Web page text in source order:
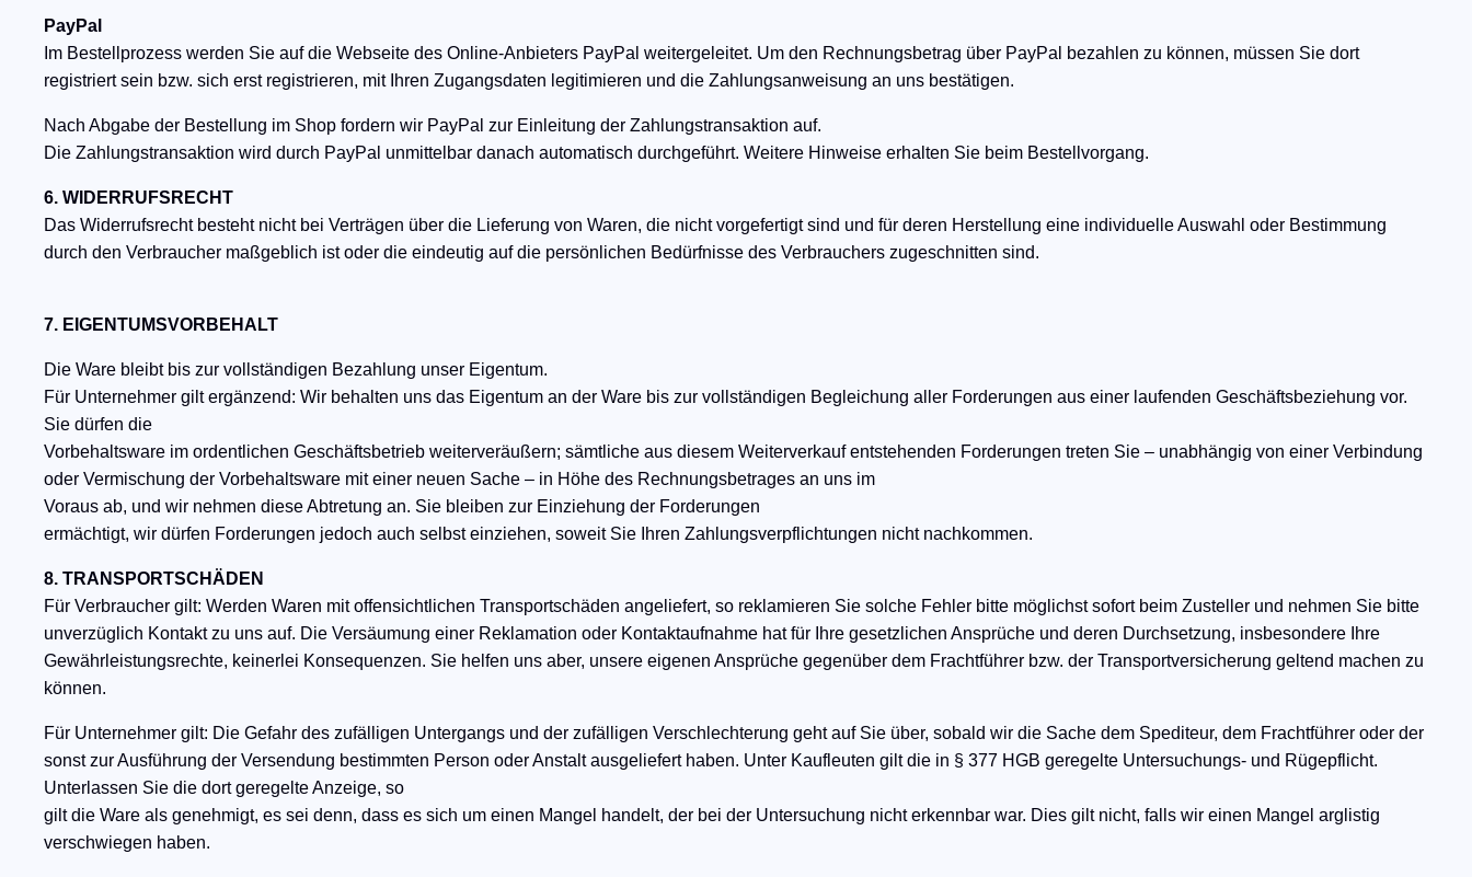
PayPal
Im Bestellprozess werden Sie auf die Webseite des Online-Anbieters PayPal weitergeleitet. Um den Rechnungsbetrag über PayPal bezahlen zu können, müssen Sie dort
registriert sein bzw. sich erst registrieren, mit Ihren Zugangsdaten legitimieren und die Zahlungsanweisung an uns bestätigen.
Nach Abgabe der Bestellung im Shop fordern wir PayPal zur Einleitung der Zahlungstransaktion auf.
Die Zahlungstransaktion wird durch PayPal unmittelbar danach automatisch durchgeführt. Weitere Hinweise erhalten Sie beim Bestellvorgang.
​6. WIDERRUFSRECHT
Das Widerrufsrecht besteht nicht bei Verträgen über die Lieferung von Waren, die nicht vorgefertigt sind und für deren Herstellung eine individuelle Auswahl oder Bestimmung
durch den Verbraucher maßgeblich ist oder die eindeutig auf die persönlichen Bedürfnisse des Verbrauchers zugeschnitten sind.
7. EIGENTUMSVORBEHALT
Die Ware bleibt bis zur vollständigen Bezahlung unser Eigentum.
Für Unternehmer gilt ergänzend: Wir behalten uns das Eigentum an der Ware bis zur vollständigen Begleichung aller Forderungen aus einer laufenden Geschäftsbeziehung vor.
Sie dürfen die
Vorbehaltsware im ordentlichen Geschäftsbetrieb weiterveräußern; sämtliche aus diesem Weiterverkauf entstehenden Forderungen treten Sie – unabhängig von einer Verbindung
oder Vermischung der Vorbehaltsware mit einer neuen Sache – in Höhe des Rechnungsbetrages an uns im
Voraus ab, und wir nehmen diese Abtretung an. Sie bleiben zur Einziehung der Forderungen
ermächtigt, wir dürfen Forderungen jedoch auch selbst einziehen, soweit Sie Ihren Zahlungsverpflichtungen nicht nachkommen.
8. TRANSPORTSCHÄDEN
Für Verbraucher gilt: Werden Waren mit offensichtlichen Transportschäden angeliefert, so reklamieren Sie solche Fehler bitte möglichst sofort beim Zusteller und nehmen Sie bitte
unverzüglich Kontakt zu uns auf. Die Versäumung einer Reklamation oder Kontaktaufnahme hat für Ihre gesetzlichen Ansprüche und deren Durchsetzung, insbesondere Ihre
Gewährleistungsrechte, keinerlei Konsequenzen. Sie helfen uns aber, unsere eigenen Ansprüche gegenüber dem Frachtführer bzw. der Transportversicherung geltend machen zu
können.
Für Unternehmer gilt: Die Gefahr des zufälligen Untergangs und der zufälligen Verschlechterung geht auf Sie über, sobald wir die Sache dem Spediteur, dem Frachtführer oder der
sonst zur Ausführung der Versendung bestimmten Person oder Anstalt ausgeliefert haben. Unter Kaufleuten gilt die in § 377 HGB geregelte Untersuchungs- und Rügepflicht.
Unterlassen Sie die dort geregelte Anzeige, so
gilt die Ware als genehmigt, es sei denn, dass es sich um einen Mangel handelt, der bei der Untersuchung nicht erkennbar war. Dies gilt nicht, falls wir einen Mangel arglistig
verschwiegen haben.